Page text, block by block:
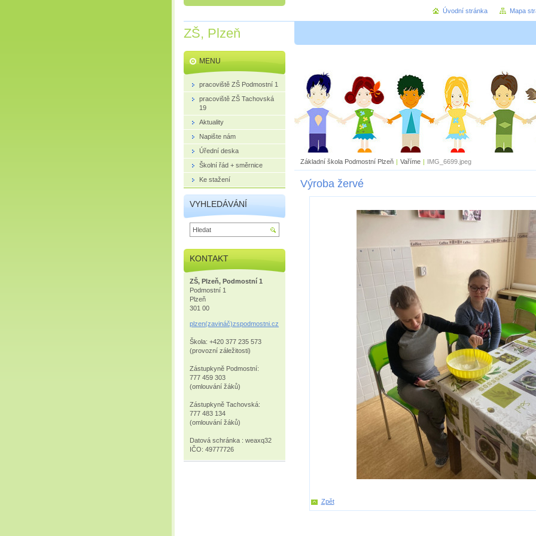
ZŠ, Plzeň
Základní škola Podmostní Plzeň | Vaříme | IMG_6699.jpeg
Výroba žervé
Zpět
MENU
pracoviště ZŠ Podmostní 1
pracoviště ZŠ Tachovská
19
Aktuality
Napište nám
Úřední deska
Školní řád + směrnice
Ke stažení
VYHLEDÁVÁNÍ
KONTAKT
ZŠ, Plzeň, Podmostní 1
Podmostní 1
Plzeň
301 00
plzen(zavináč)zspodmostni.cz
Škola: +420 377 235 573
(provozní záležitosti)
Zástupkyně Podmostní:
777 459 303
(omlouvání žáků)
Zástupkyně Tachovská:
777 483 134
(omlouvání žáků)
Datová schránka : weaxq32
IČO: 49777726
Úvodní stránka Mapa